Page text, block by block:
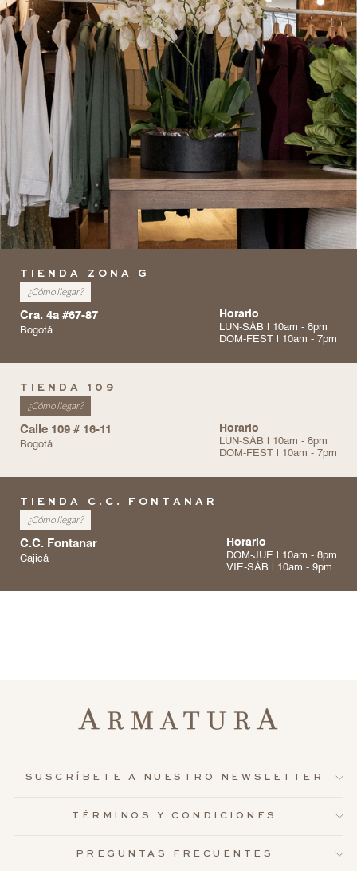
TIENDA ZONA G
¿Cómo llegar?
Cra. 4a #67-87
Bogotá
Horario
LUN-SÁB | 10am - 8pm
DOM-FEST | 10am - 7pm
TIENDA 109
¿Cómo llegar?
Calle 109 # 16-11
Bogotá
Horario
LUN-SÁB | 10am - 8pm
DOM-FEST | 10am - 7pm
TIENDA C.C. FONTANAR
¿Cómo llegar?
C.C. Fontanar
Cajicá
Horario
DOM-JUE | 10am - 8pm
VIE-SÁB | 10am - 9pm
SUSCRÍBETE A NUESTRO NEWSLETTER
TÉRMINOS Y CONDICIONES
PREGUNTAS FRECUENTES